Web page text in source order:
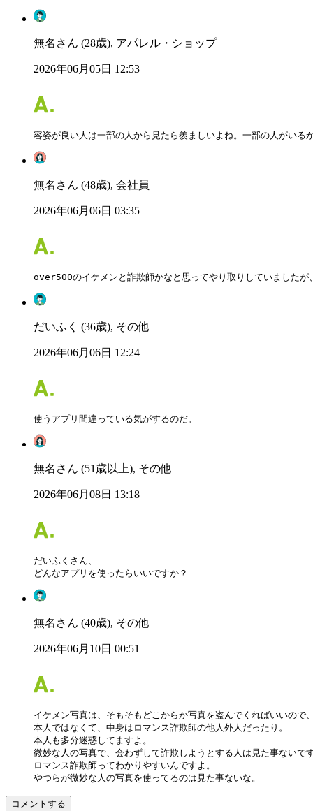
無名さん (28歳), アパレル・ショップ
2026年06月05日 12:53
容姿が良い人は一部の人から見たら羨ましいよね。一部の人がいる
無名さん (48歳), 会社員
2026年06月06日 03:35
over500のイケメンと詐欺師かなと思ってやり取りしていました
だいふく (36歳), その他
2026年06月06日 12:24
使うアプリ間違っている気がするのだ。
無名さん (51歳以上), その他
2026年06月08日 13:18
だいふくさん、
どんなアプリを使ったらいいですか？
無名さん (40歳), その他
2026年06月10日 00:51
イケメン写真は、そもそもどこからか写真を盗んでくればいいので
本人ではなくて、中身はロマンス詐欺師の他人外人だったり。
本人も多分迷惑してますよ。
微妙な人の写真で、会わずして詐欺しようとする人は見た事ないで
ロマンス詐欺師ってわかりやすいんですよ。
やつらが微妙な人の写真を使ってるのは見た事ないな。
コメントする